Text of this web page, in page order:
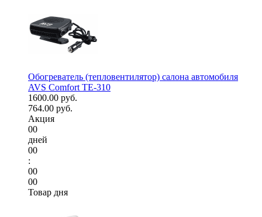
Обогреватель (тепловентилятор) салона автомобиля
AVS Comfort TE-310
1600.00 руб.
764.00 руб.
Акция
00
дней
00
:
00
00
Товар дня